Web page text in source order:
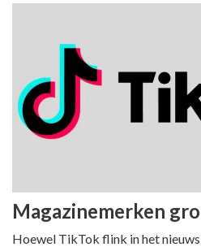
Magazinemerken
Hoewel TikTok flink in het